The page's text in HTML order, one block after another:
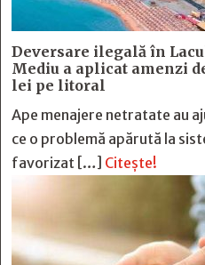
Deversare ilegală în
Mediu a aplicat amenzi
lei pe litoral
Ape menajere netratate au
ce o problemă apărută la
favorizat […] Citește!